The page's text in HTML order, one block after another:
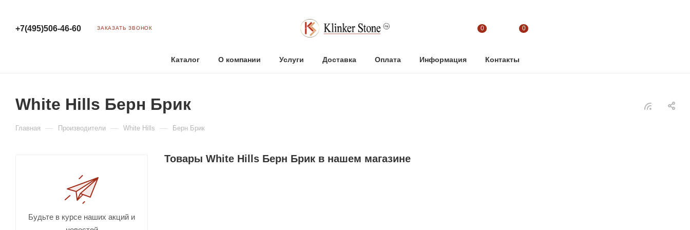
+7(495)506-46-60 ЗАКАЗАТЬ ЗВОНОК 0 0
Каталог О компании Услуги Доставка Оплата Информация Контакты
White Hills Берн Брик
Главная — Производители — White Hills — Берн Брик
Товары White Hills Берн Брик в нашем магазине
Будьте в курсе наших акций и